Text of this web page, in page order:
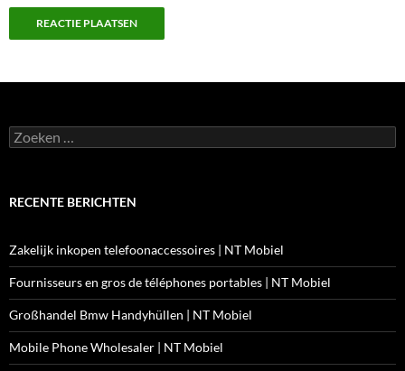
Zoeken
naar:
RECENTE BERICHTEN
Zakelijk inkopen telefoonaccessoires | NT Mobiel
Fournisseurs en gros de téléphones portables | NT Mobiel
Großhandel Bmw Handyhüllen | NT Mobiel
Mobile Phone Wholesaler | NT Mobiel